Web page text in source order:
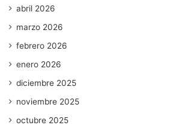
abril 2026
marzo 2026
febrero 2026
enero 2026
diciembre 2025
noviembre 2025
octubre 2025